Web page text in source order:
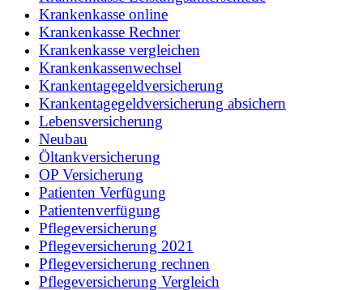
Krankenkasse online
Krankenkasse Rechner
Krankenkasse vergleichen
Krankenkassenwechsel
Krankentagegeldversicherung
Krankentagegeldversicherung absichern
Lebensversicherung
Neubau
Öltankversicherung
OP Versicherung
Patienten Verfügung
Patientenverfügung
Pflegeversicherung
Pflegeversicherung 2021
Pflegeversicherung rechnen
Pflegeversicherung Vergleich